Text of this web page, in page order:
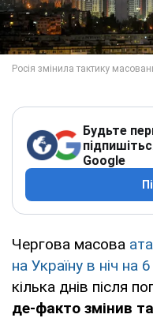
Будьте
Google
Чергова масова
на Україну в ніч на
кілька днів після
де-факто змінив